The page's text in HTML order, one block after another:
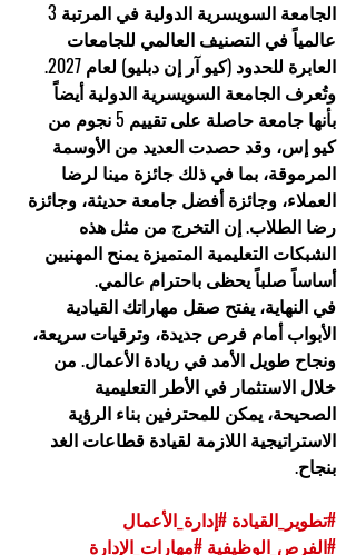
عالمياً في التصنيف العالمي للجامعات
العابرة للحدود (كيو آر إن دبليو) لعام 2027.
وتُعرف الجامعة السويسرية الدولية أيضاً
بأنها جامعة حاصلة على تقييم 5 نجوم من
كيو إس، وقد حصدت العديد من الأوسمة
المرموقة، بما في ذلك جائزة مينا لرضا
العملاء، وجائزة أفضل جامعة حديثة، وجائزة
رضا الطلاب. إن التخرج من مثل هذه
الشبكات التعليمية المتميزة يمنح المهنيين
أساساً صلباً يحظى باحترام عالمي.
في النهاية، يفتح صقل مهاراتك القيادية
الأبواب أمام فرص جديدة، وترقيات سريعة،
ونجاح طويل الأمد في ريادة الأعمال. من
خلال الاستثمار في الأطر التعليمية
الصحيحة، يمكن للمحترفين بناء الرؤية
الاستراتيجية اللازمة لقيادة قطاعات الغد
بنجاح.
#تطوير_القيادة #إدارة_الأعمال
#الفرص_الوظيفية #مهارات_الإدارة